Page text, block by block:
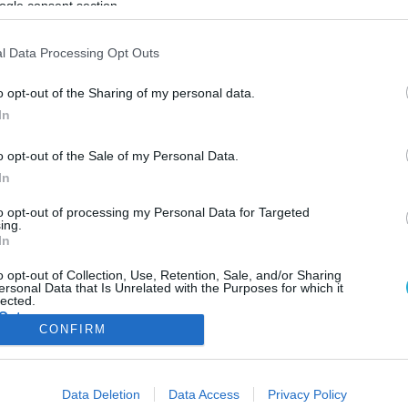
consent section.
Data Processing Opt Outs
opt-out of the Sharing of my personal data.
opt-out of the Sale of my Personal Data.
opt-out of processing my Personal Data for Targeted
opt-out of Collection, Use, Retention, Sale, and/or Sharing
Data that Is Unrelated with the Purposes for which it
allow Google to enable storage related to advertising like cookies on
CONFIRM
Data Deletion Data Access Privacy Policy
ΑΣΘΕΝΕΙΕΣ ΨΥΧΟΛΟΓΙΑ
ΒΙΟΤΕΧΝΟΛΟΓΙΑ
Η “αγχώδης” περιοχή του εγκεφάλου
αντιμετώπιση των αγχωδών διαταραχών ανακοίνωσαν ειδικοί
Ινστιτούτου Τεχνολογίας της Καλιφόρνιας (Caltech). Η
και είδε μάλιστα ότι δεν ήταν εκεί που πιστεύαμε. Σύμφωνα με
ερευνητές, η περιοχή αυτή θα μπορεί να στοχευθεί […]
05.02.2014 17:04
ΦΑΡΜΑΚΑ